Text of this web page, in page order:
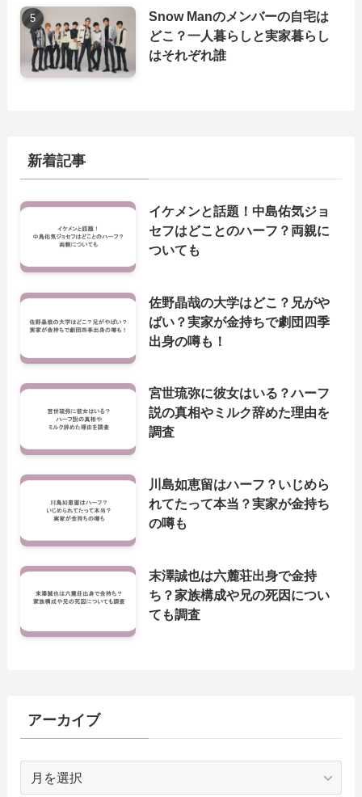
Snow Manのメンバーの自宅は
どこ？一人暮らしと実家暮らし
はそれぞれ誰
新着記事
イケメンと話題！中島佑気ジョ
セフはどことのハーフ？両親に
ついても
佐野晶哉の大学はどこ？兄がや
ばい？実家が金持ちで劇団四季
出身の噂も！
宮世琉弥に彼女はいる？ハーフ
説の真相やミルク辞めた理由を
調査
川島如恵留はハーフ？いじめら
れてたって本当？実家が金持ち
の噂も
末澤誠也は六麓荘出身で金持
ち？家族構成や兄の死因につい
ても調査
アーカイブ